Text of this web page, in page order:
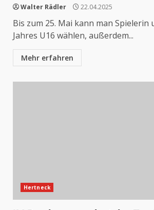
Walter Rädler 22.04.2025
Bis zum 25. Mai kann man Spielerin
Jahres U16 wählen, außerdem...
Mehr erfahren
Hertneck